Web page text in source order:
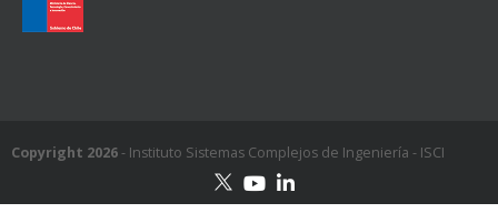
Copyright 2026- Instituto Sistemas Complejos de Ingeniería - ISCI